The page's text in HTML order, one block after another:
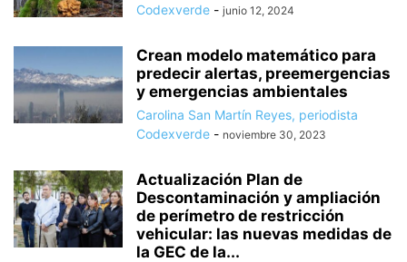
Codexverde - junio 12, 2024
Crean modelo matemático para
predecir alertas, preemergencias
y emergencias ambientales
Carolina San Martín Reyes, periodista
Codexverde - noviembre 30, 2023
Actualización Plan de
Descontaminación y ampliación
de perímetro de restricción
vehicular: las nuevas medidas de
la GEC de la...